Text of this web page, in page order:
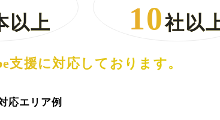
以上 10社以
支援に対応しております。
応エリア例